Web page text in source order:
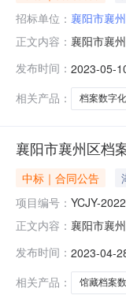
招标单位： 襄阳市襄
正文内容： 襄阳市襄
发布时间： 2023-05-
相关产品：
档案数字
襄阳市襄州区档
中标｜合同公告
项目编号： YCJY-
正文内容： 襄阳市襄
方）：湖
型号（或服
发布时间： 2023-04-
相关产品：
馆藏档案